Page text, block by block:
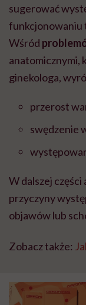
sugerować
funkcjonowaniu
Wśród
anatomicznymi,
ginekologa,
przerost
swędzenie
W dalszej
przyczyny
objawów lub
Zobacz także: